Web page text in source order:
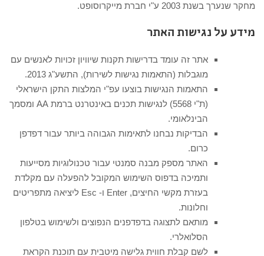
מחקר שנערך בשנת 2003 ע"י חברת מייקרוסופט.
מידע על נגישות האתר
אתר זה עומד בדרישות תקנות שיוויון זכויות לאנשים עם
מוגבלות (התאמות נגישות לשירות), התשע"ג 2013.
התאמות הנגישות בוצעו עפ"י המלצות התקן הישראלי
(ת"י 5568) לנגישות תכנים באינטרנט ברמת AA ומסמך
הבינלאומי.
הבדיקות נבחנו לתאימות הגבוהה ביותר עבור דפדפן
כרום.
האתר מספק מבנה סמנטי עבור טכנולוגיות מסייעות
ותמיכה בדפוס השימוש המקובל להפעלה עם מקלדת
בעזרת מקשי החיצים, Enter ו- Esc ליציאה מתפריטים
וחלונות.
מותאם לתצוגה בדפדפנים הנפוצים ולשימוש בטלפון
הסלואלרי.
לשם קבלת חווית גלישה מיטבית עם תוכנת הקראת